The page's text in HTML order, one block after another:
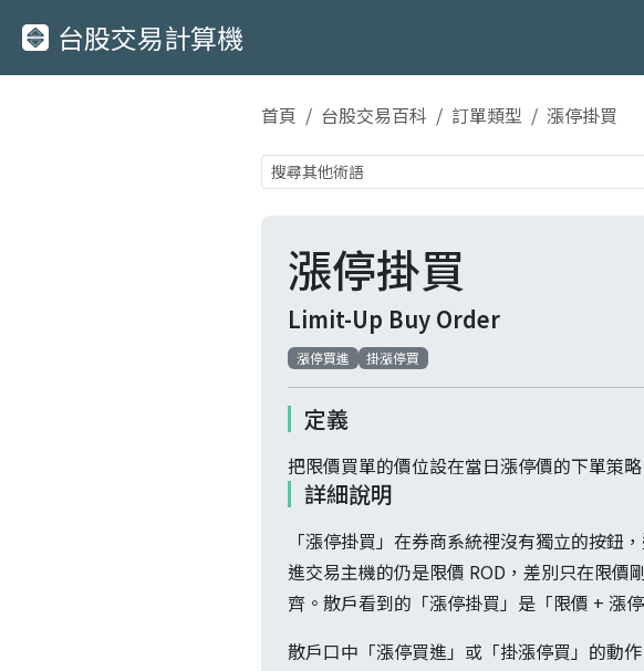
台股交易計算機
首頁 台股交易百科 訂單類型 漲停掛買
漲停掛買
Limit-Up Buy Order
漲停買進 掛漲停買
定義
把限價買單的價位設在當日漲停價的下單策
詳細說明
「漲停掛買」在券商系統裡沒有獨立的按鈕
進交易主機的仍是限價 ROD，差別只在限
齊。散戶看到的「漲停掛買」是「限價 + 漲
散戶口中「漲停買進」或「掛漲停買」的動